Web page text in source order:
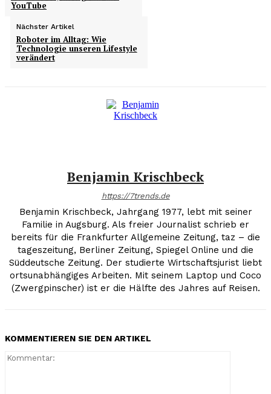
YouTube
Nächster Artikel
Roboter im Alltag: Wie
Technologie unseren Lifestyle
verändert
Benjamin Krischbeck
https://7trends.de
Benjamin Krischbeck, Jahrgang 1977, lebt mit seiner
Familie in Augsburg. Als freier Journalist schrieb er
bereits für die Frankfurter Allgemeine Zeitung, taz – die
tageszeitung, Berliner Zeitung, Spiegel Online und die
Süddeutsche Zeitung. Der studierte Wirtschaftsjurist liebt
ortsunabhängiges Arbeiten. Mit seinem Laptop und Coco
(Zwergpinscher) ist er die Hälfte des Jahres auf Reisen.
KOMMENTIEREN SIE DEN ARTIKEL